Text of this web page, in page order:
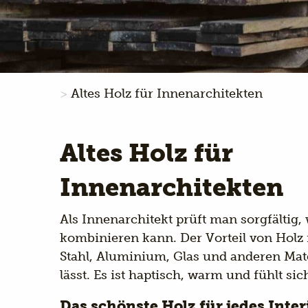
Altes Holz für Innenarchitekten
Altes Holz für
Innenarchitekten
Als Innenarchitekt prüft man sorgfältig,
kombinieren kann. Der Vorteil von Holz
Stahl, Aluminium, Glas und anderen
lässt. Es ist haptisch, warm und fühlt